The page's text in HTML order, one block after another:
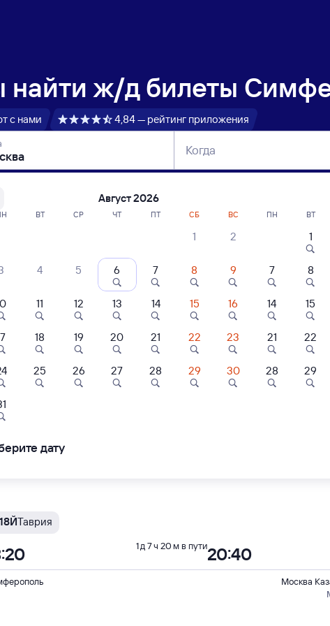
найти ж/д билеты
с нами 4,84 — рейтинг приложения
Когда
9,1
Квадро
3 ⁠543 ⁠₽
9,4
поездов Симферополь — Москва
поездов Москва — Симферополь
продажа билетов на 3 ноября. Отправление и прибытие по местному
Тип вагона
Любой
Таврия
Таврия
Москва
20:40
1 д 7 ч 20 м в пути
Август 2026
ВТ СР ЧТ ПТ СБ ВС
1 2
4 5 6 7 8 9
11 12 13 14 15 16
18 19 20 21 22 23
25 26 27 28 29 30
ПН ВТ
1
7 8
14 15
21 22
28 29
дату